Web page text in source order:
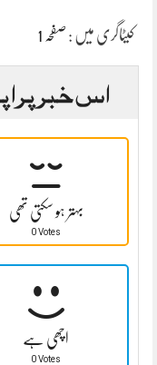
کیٹاگری میں : صفحہ 1
اس خبر پر
بہتر ہو سکتی تھی
0 Votes
اچھی ہے
0 Votes